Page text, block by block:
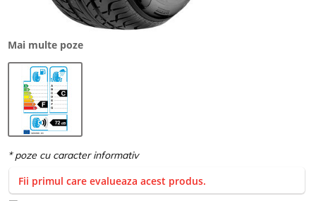
Mai multe poze
Fii primul care evalueaza acest produs.